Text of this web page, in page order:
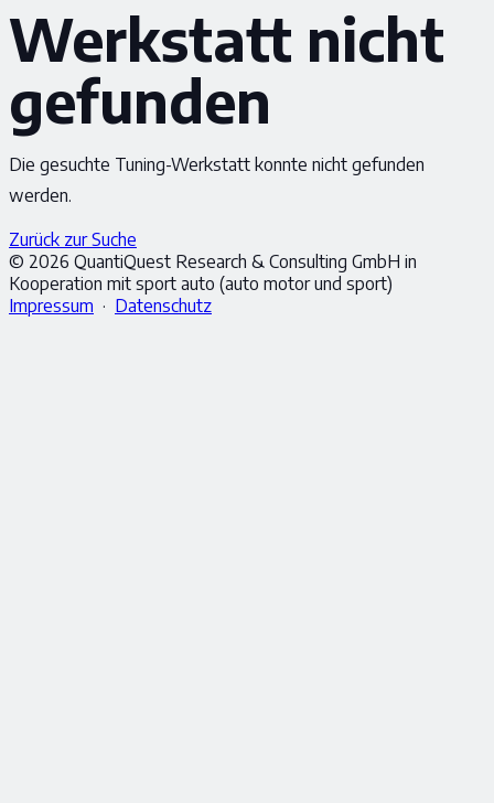
Werkstatt nicht
gefunden
Die gesuchte Tuning-Werkstatt konnte nicht gefunden
werden.
Zurück zur Suche
© 2026 QuantiQuest Research & Consulting GmbH in
Kooperation mit sport auto (auto motor und sport)
Impressum · Datenschutz